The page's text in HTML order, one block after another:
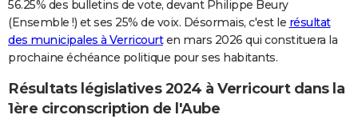
COPAINS D'AVANT
S'inscrire
Se connecter
Lycées
Collèges
Primaires
Universités
Entreprises
Service militaire
Avis de recherche
AVIS DE DÉCÈS
56.25% des bulletins de vote, devant Philippe Beury
(Ensemble !) et ses 25% de voix. Désormais, c'est le résultat
des municipales à Verricourten mars 2026 qui constituera la
prochaine échéance politique pour ses habitants.
Résultats législatives 2024 à Verricourt dans la
1ère circonscription de l'Aube